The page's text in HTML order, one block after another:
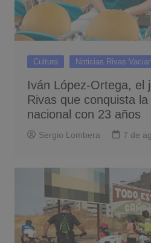
Cultura Noticias Rivas
Iván López-Ortega, el
Rivas que conquista la
nacional con 23 años
Sergio Lombera 7 de